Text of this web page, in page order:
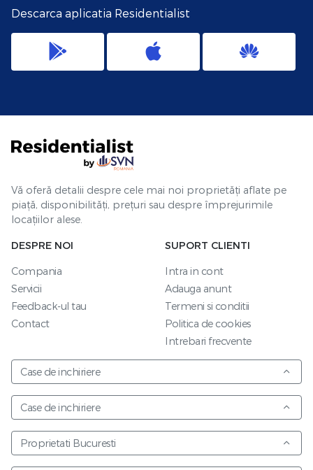
Descarca aplicatia Residentialist
Vă oferă detalii despre cele mai noi proprietăți aflate pe
piață, disponibilități, prețuri sau despre împrejurimile
locațiilor alese.
DESPRE NOI
Compania
Servicii
Feedback-ul tau
Contact
SUPORT CLIENTI
Intra in cont
Adauga anunt
Termeni si conditii
Politica de cookies
Intrebari frecvente
Case de inchiriere
Case de inchiriere
Proprietati Bucuresti